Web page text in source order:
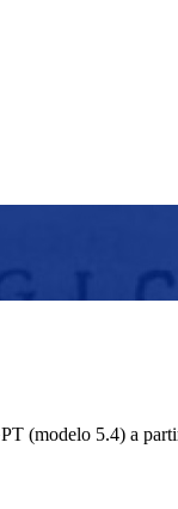
(modelo 5.4) a